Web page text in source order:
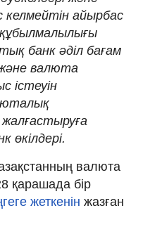
келмейтін айырбас
банк әділ бағам
және валюта
істеуін
жалғастыруға
өкілдері.
валюта
қарашада бір
жеткенін жазған